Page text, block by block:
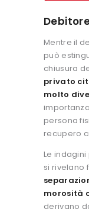
Mentre il
può
chiusura
privato
molto
persona
recupero
Le
si rivelano
morosità
derivano